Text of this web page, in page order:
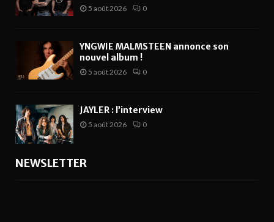
5 août 2026 0
YNGWIE MALMSTEEN annonce son
nouvel album !
5 août 2026 0
JAYLER : l’interview
5 août 2026 0
NEWSLETTER